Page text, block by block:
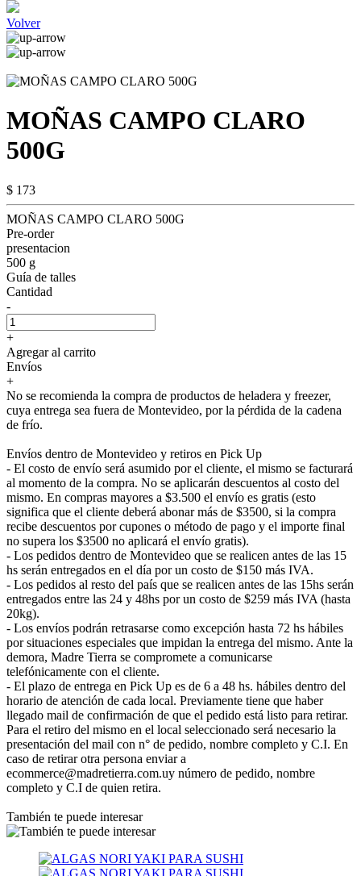
Volver
MOÑAS CAMPO CLARO
500G
$ 173
MOÑAS CAMPO CLARO 500G
Pre-order
presentacion
500 g
Guía de talles
Cantidad
-
+
Agregar al carrito
Envíos
+
No se recomienda la compra de productos de heladera y freezer,
cuya entrega sea fuera de Montevideo, por la pérdida de la cadena
de frío.
Envíos dentro de Montevideo y retiros en Pick Up
- El costo de envío será asumido por el cliente, el mismo se facturará
al momento de la compra. No se aplicarán descuentos al costo del
mismo. En compras mayores a $3.500 el envío es gratis (esto
significa que el cliente deberá abonar más de $3500, si la compra
recibe descuentos por cupones o método de pago y el importe final
no supera los $3500 no aplicará el envío gratis).
- Los pedidos dentro de Montevideo que se realicen antes de las 15
hs serán entregados en el día por un costo de $150 más IVA.
- Los pedidos al resto del país que se realicen antes de las 15hs serán
entregados entre las 24 y 48hs por un costo de $259 más IVA (hasta
20kg).
- Los envíos podrán retrasarse como excepción hasta 72 hs hábiles
por situaciones especiales que impidan la entrega del mismo. Ante la
demora, Madre Tierra se compromete a comunicarse
telefónicamente con el cliente.
- El plazo de entrega en Pick Up es de 6 a 48 hs. hábiles dentro del
horario de atención de cada local. Previamente tiene que haber
llegado mail de confirmación de que el pedido está listo para retirar.
Para el retiro del mismo en el local seleccionado será necesario la
presentación del mail con n° de pedido, nombre completo y C.I. En
caso de retirar otra persona enviar a
ecommerce@madretierra.com.uy número de pedido, nombre
completo y C.I de quien retira.
También te puede interesar